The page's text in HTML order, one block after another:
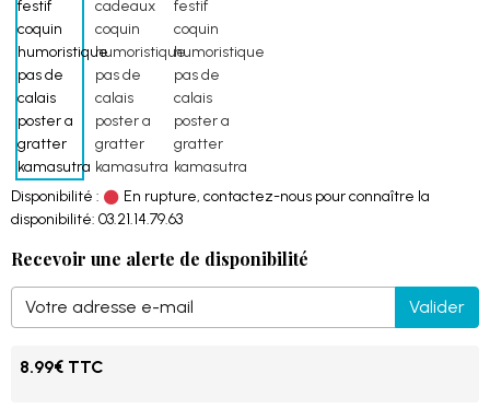
Disponibilité :
En rupture, contactez-nous pour connaître la
disponibilité: 03.21.14.79.63
Recevoir une alerte de disponibilité
Valider
8.99€ TTC